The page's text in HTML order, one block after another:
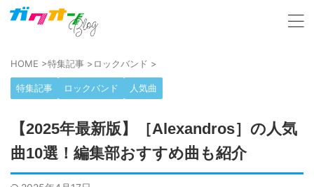
HOME >特集記事 >ロックバンド >
特集記事 ロックバンド 人気曲
【2025年最新版】［Alexandros］の人気
曲10選！編集部おすすめ曲も紹介